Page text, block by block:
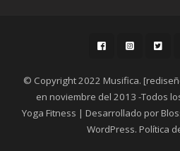
© Copyright 2022 Musifica.
en noviembre del 2013 -Todos
Yoga Fitness | Desarrollado por
WordPress. Política